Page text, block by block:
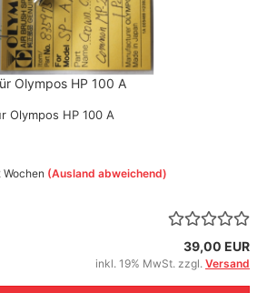
Olympos HP 100 A
Olympos HP 100 A
Wochen (Ausland abweichend)
39,00 EUR
inkl. 19% MwSt. zzgl. Versand